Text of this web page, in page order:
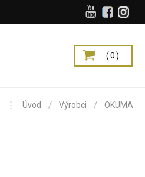
(0)
⋮ Úvod / Výrobci / OKUMA